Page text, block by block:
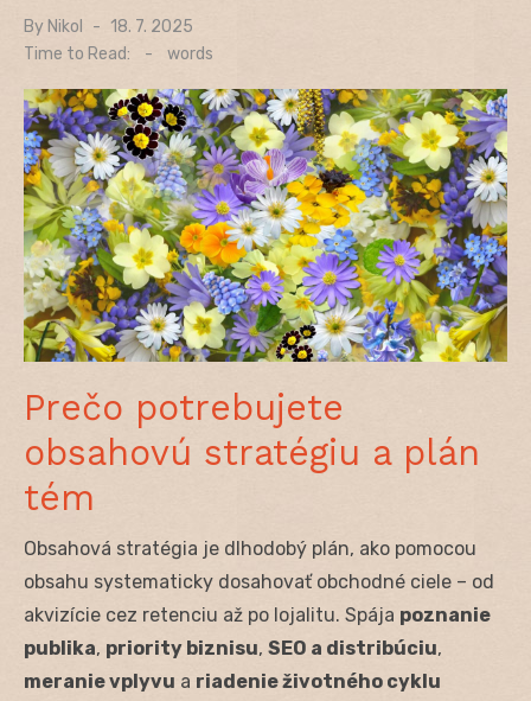
By Nikol
Posted
on
18. 7. 2025
Time to Read:
- words
Prečo potrebujete
obsahovú stratégiu a plán
tém
Obsahová stratégia je dlhodobý plán, ako pomocou
obsahu systematicky dosahovať obchodné ciele – od
akvizície cez retenciu až po lojalitu. Spája poznanie
publika, priority biznisu, SEO a distribúciu,
meranie vplyvu a riadenie životného cyklu